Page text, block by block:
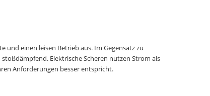
und einen leisen Betrieb aus. Im Gegensatz zu
Elektrische Scheren nutzen Strom als
Anforderungen besser entspricht.